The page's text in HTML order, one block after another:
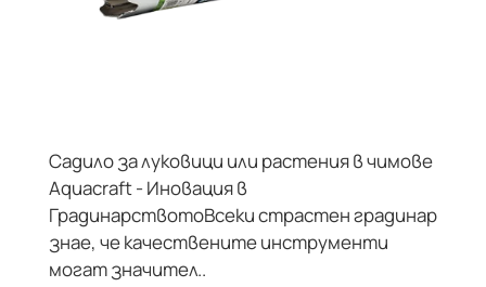
Садило за луковици или растения в чимове
Aquacraft - Иновация в
ГрадинарствотоВсеки страстен градинар
знае, че качествените инструменти
могат значител..